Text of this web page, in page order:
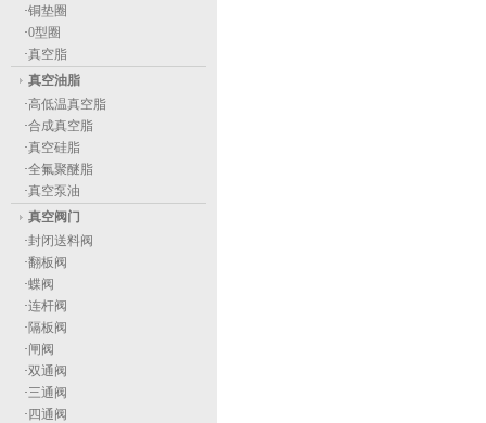
·铜垫圈
·0型圈
·真空脂
真空油脂
·高低温真空脂
·合成真空脂
·真空硅脂
·全氟聚醚脂
·真空泵油
真空阀门
·封闭送料阀
·翻板阀
·蝶阀
·连杆阀
· 隔板阀
·闸阀
·双通阀
·三通阀
· 四通阀